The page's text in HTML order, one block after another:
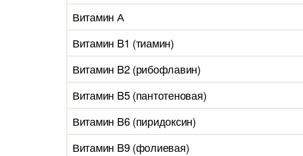
Витамин А
Витамин B1 (тиамин)
Витамин B2 (рибофлавин)
Витамин B5 (пантотеновая)
Витамин B6 (пиридоксин)
Витамин B9 (фолиевая)